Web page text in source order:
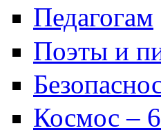
Педагогам
Поэты и
Космос –